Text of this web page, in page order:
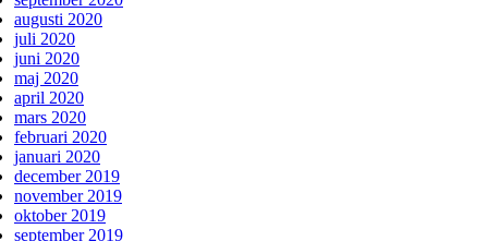
augusti 2020
juli 2020
juni 2020
maj 2020
april 2020
mars 2020
februari 2020
januari 2020
december 2019
november 2019
oktober 2019
september 2019